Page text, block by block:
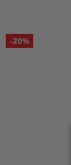
-20%